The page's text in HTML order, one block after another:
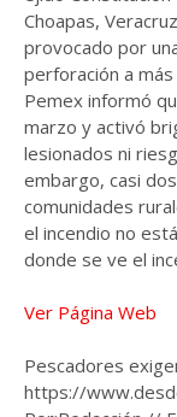
Choapas,
provocado por
perforación a
Pemex informó
marzo y activó
lesionados ni
embargo, casi
comunidades
el incendio no
donde se ve el
Ver Página Web
Pescadores
https://